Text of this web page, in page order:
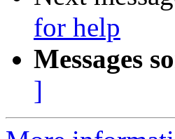
for help
Messages
]